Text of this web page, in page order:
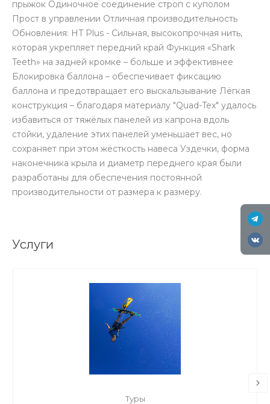
прыжок Одиночное соединение строп с куполом
Прост в управлении Отличная производительность
Обновления: HT Plus - Сильная, высокопрочная нить,
которая укрепляет передний край Функция «Shark
Teeth» на задней кромке – больше и эффективнее
Блокировка баллона – обеспечивает фиксацию
баллона и предотвращает его выскальзывание Лёгкая
конструкция – благодаря материалу "Quad-Tex" удалось
избавиться от тяжёлых панелей из капрона вдоль
стойки, удаление этих панелей уменьшает вес, но
сохраняет при этом жёсткость навеса Уздечки, форма
наконечника крыла и диаметр переднего края были
разработаны для обеспечения постоянной
производительности от размера к размеру.
Услуги
Туры